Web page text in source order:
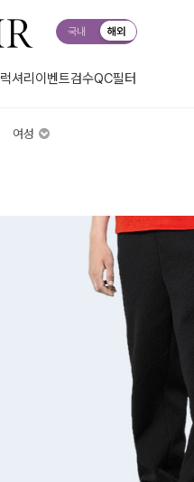
국내 해외
럭셔리 이벤트검수QC필터
여성